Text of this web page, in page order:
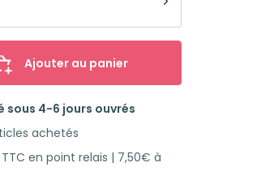
Ajouter au panier
sous 4-6 jours ouvrés
achetés
en point relais | 7,50€ à